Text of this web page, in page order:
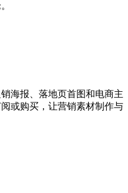
海报、落地页首图和电商主
或购买，让营销素材制作与